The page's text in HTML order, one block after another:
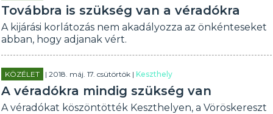
Továbbra is szükség van a véradókra
A kijárási korlátozás nem akadályozza az önkénteseket
abban, hogy adjanak vért.
KÖZÉLET | 2018. máj. 17. csütörtök |Keszthely
A véradókra mindig szükség van
A véradókat köszöntötték Keszthelyen, a Vöröskereszt